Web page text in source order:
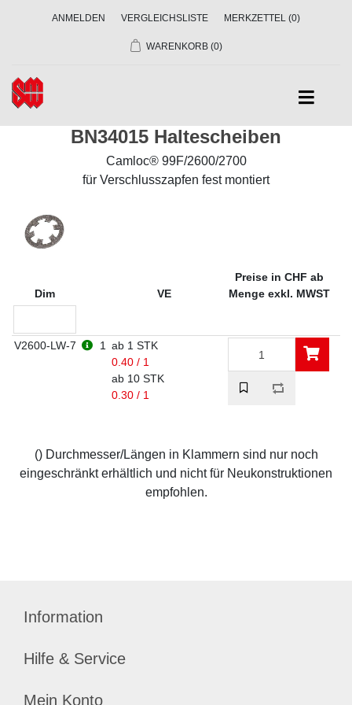
ANMELDEN VERGLEICHSLISTE MERKZETTEL (0)
WARENKORB (0)
BN34015 Haltescheiben
Camloc® 99F/2600/2700
für Verschlusszapfen fest montiert
Dim VE
Preise in CHF ab
Menge exkl. MWST
V2600-LW-7 1
ab 1 STK
0.40 / 1
ab 10 STK
0.30 / 1
() Durchmesser/Längen in Klammern sind nur noch
eingeschränkt erhältlich und nicht für Neukonstruktionen
empfohlen.
Information
Hilfe & Service
Mein Konto